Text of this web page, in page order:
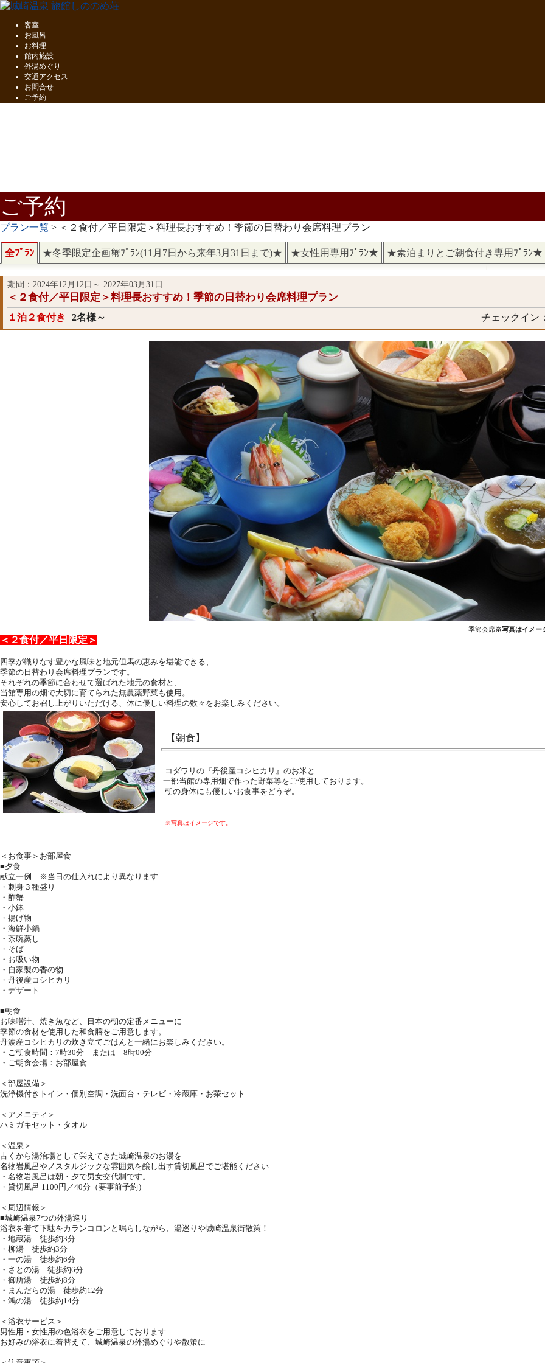
客室
お風呂
お料理
館内施設
外湯めぐり
交通アクセス
お問合せ
ご予約
ご予約
プラン一覧 > ＜２食付／平日限定＞料理長おすすめ！季節の日替わり会席料理プラン
全ﾌﾟﾗﾝ ★冬季限定企画蟹ﾌﾟﾗﾝ(11月7日から来年3月31日まで)★ ★女性用専用ﾌﾟﾗﾝ★ ★素泊まりとご朝食付き専用ﾌﾟﾗﾝ★
期間：2024年12月12日～ 2027年03月31日
＜２食付／平日限定＞料理長おすすめ！季節の日替わり会席料理プラン
１泊２食付き 2名様～ チェックイン
季節会席※写真はイメー
＜２食付／平日限定＞
四季が織りなす豊かな風味と地元但馬の恵みを堪能できる、
季節の日替わり会席料理プランです。
それぞれの季節に合わせて選ばれた地元の食材と、
当館専用の畑で大切に育てられた無農薬野菜も使用。
安心してお召し上がりいただける、体に優しい料理の数々をお楽しみください。
【朝食】
コダワリの『丹後産コシヒカリ』のお米と
一部当館の専用畑で作った野菜等をご使用しております。
朝の身体にも優しいお食事をどうぞ。
※写真はイメージです。
＜お食事＞お部屋食
■夕食
献立一例 ※当日の仕入れにより異なります
・刺身３種盛り
・酢蟹
・小鉢
・揚げ物
・海鮮小鍋
・茶碗蒸し
・そば
・お吸い物
・自家製の香の物
・丹後産コシヒカリ
・デザート
■朝食
お味噌汁、焼き魚など、日本の朝の定番メニューに
季節の食材を使用した和食膳をご用意します。
丹波産コシヒカリの炊き立てごはんと一緒にお楽しみください。
・ご朝食時間：7時30分 または 8時00分
・ご朝食会場：お部屋食
＜部屋設備＞
洗浄機付きトイレ・個別空調・洗面台・テレビ・冷蔵庫・お茶セット
＜アメニティ＞
ハミガキセット・タオル
＜温泉＞
古くから湯治場として栄えてきた城崎温泉のお湯を
名物岩風呂やノスタルジックな雰囲気を醸し出す貸切風呂でご堪能ください
・名物岩風呂は朝・夕で男女交代制です。
・貸切風呂 1100円／40分（要事前予約）
＜周辺情報＞
■城崎温泉7つの外湯巡り
浴衣を着て下駄をカランコロンと鳴らしながら、湯巡りや城崎温泉街散策！
・地蔵湯 徒歩約3分
・柳湯 徒歩約3分
・一の湯 徒歩約6分
・さとの湯 徒歩約6分
・御所湯 徒歩約8分
・まんだらの湯 徒歩約12分
・鴻の湯 徒歩約14分
＜浴衣サービス＞
男性用・女性用の色浴衣をご用意しております
お好みの浴衣に着替えて、城崎温泉の外湯めぐりや散策に